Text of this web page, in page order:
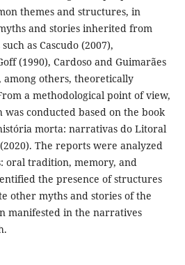
themes and structures, in
and stories inherited from
as Cascudo (2007),
(1990), Cardoso and Guimarães
among others, theoretically
a methodological point of view,
conducted based on the book
morta: narrativas do Litoral
The reports were analyzed
oral tradition, memory, and
the presence of structures
other myths and stories of the
manifested in the narratives